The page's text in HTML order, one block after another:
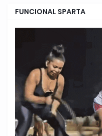
FUNCIONAL SPARTA